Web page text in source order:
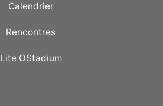
Calendrier
Rencontres
Lite OStadium